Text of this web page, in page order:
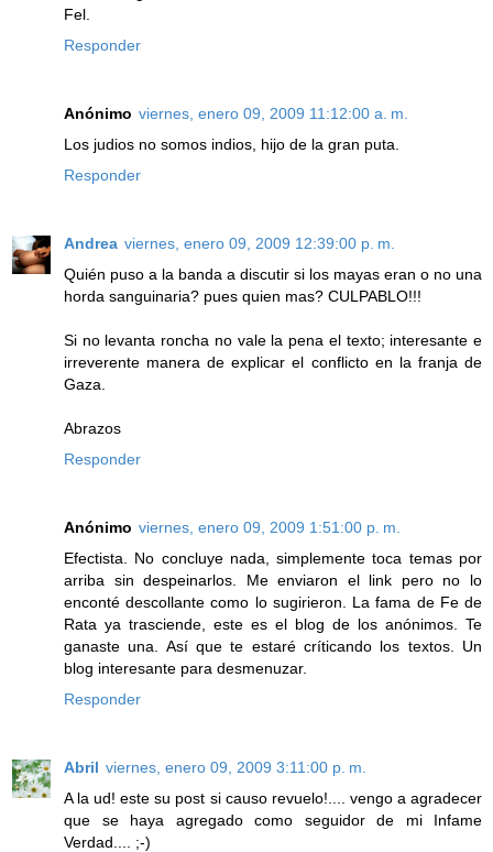
Fel.
Responder
Anónimo viernes, enero 09, 2009 11:12:00 a. m.
Los judios no somos indios, hijo de la gran puta.
Responder
Andrea viernes, enero 09, 2009 12:39:00 p. m.
Quién puso a la banda a discutir si los mayas eran o no una
horda sanguinaria? pues quien mas? CULPABLO!!!
Si no levanta roncha no vale la pena el texto; interesante e
irreverente manera de explicar el conflicto en la franja de
Gaza.
Abrazos
Responder
Anónimo viernes, enero 09, 2009 1:51:00 p. m.
Efectista. No concluye nada, simplemente toca temas por
arriba sin despeinarlos. Me enviaron el link pero no lo
enconté descollante como lo sugirieron. La fama de Fe de
Rata ya trasciende, este es el blog de los anónimos. Te
ganaste una. Así que te estaré críticando los textos. Un
blog interesante para desmenuzar.
Responder
Abril viernes, enero 09, 2009 3:11:00 p. m.
A la ud! este su post si causo revuelo!.... vengo a agradecer
que se haya agregado como seguidor de mi Infame
Verdad.... ;-)